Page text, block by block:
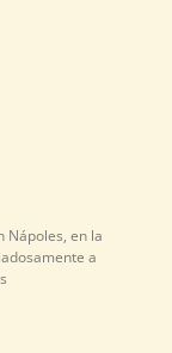
Nápoles, en la
a